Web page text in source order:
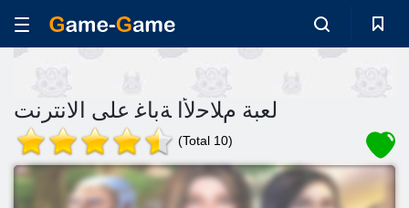
لعبة ﻡﻼ ﺣﻷ ﺍ ﺔﺑﺎﻏ على الانترنت
(Total 10)